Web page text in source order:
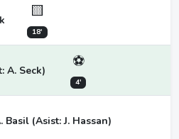
🟨
18'
A. Seck) ⚽
4'
Basil (Asist: J. Hassan)